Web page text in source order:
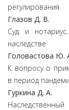
регулирования
Глазов Д. В.
Суд и
наследстве
Головастова Ю.
К вопросу о
в период
Гуркина Д. А.